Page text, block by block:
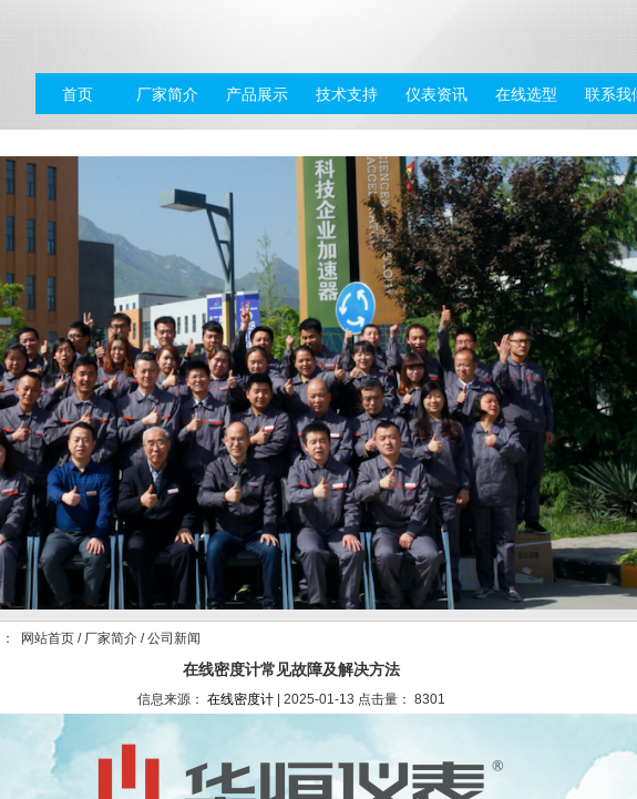
首页 厂家简介 产品展示 技术支持 仪表资讯 在线选型 联系我
网站首页 / 厂家简介 / 公司新闻
在线密度计常见故障及解决方法
信息来源： 在线密度计 | 2025-01-13 点击量： 8301